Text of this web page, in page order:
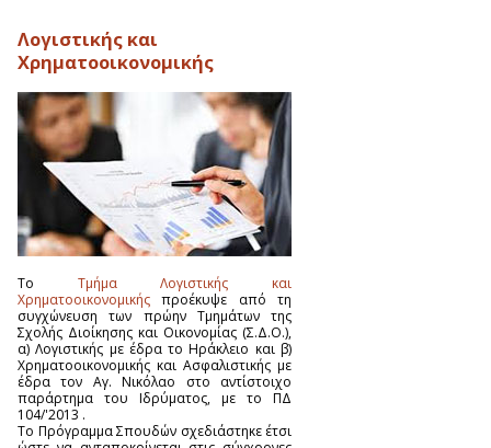
Λογιστικής και
Χρηματοοικονομικής
Το Τμήμα Λογιστικής και
Χρηματοοικονομικής προέκυψε από τη
συγχώνευση των πρώην Τμημάτων της
Σχολής Διοίκησης και Οικονομίας (Σ.Δ.Ο.),
α) Λογιστικής με έδρα το Ηράκλειο και β)
Χρηματοοικονομικής και Ασφαλιστικής με
έδρα τον Αγ. Νικόλαο στο αντίστοιχο
παράρτημα του Ιδρύματος, με το ΠΔ
104/'2013 .
Το Πρόγραμμα Σπουδών σχεδιάστηκε έτσι